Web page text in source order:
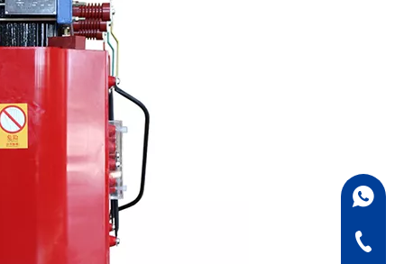
+86-
+86-
+86-